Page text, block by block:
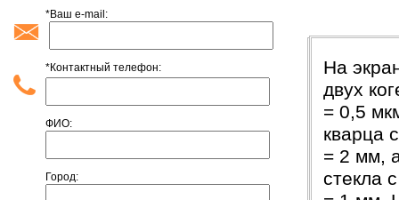
*Ваш e-mail:
*Контактный телефон:
ФИО:
Город:
На
двух
= 0,5
кварца
= 2 мм,
стекла